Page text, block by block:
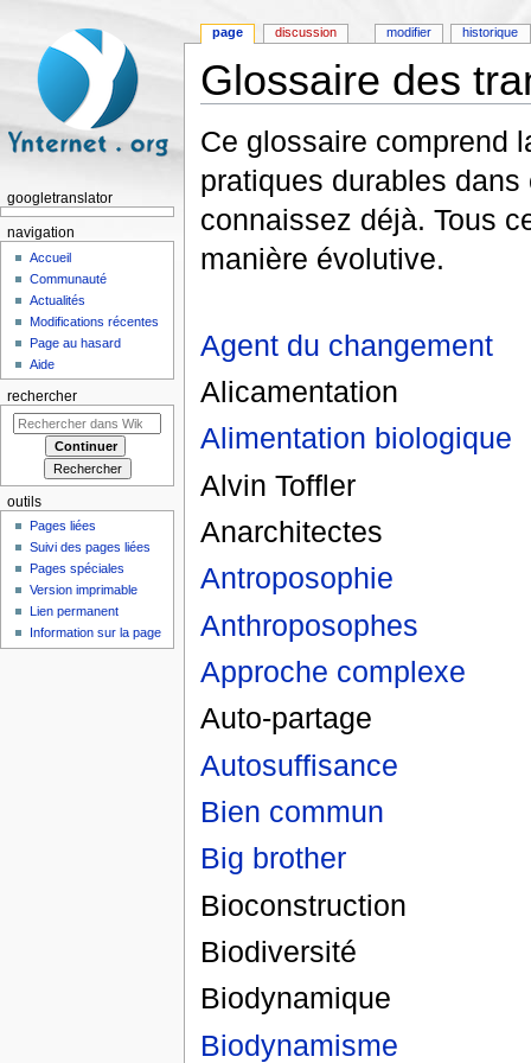
Glossaire des
Ce glossaire comprend
pratiques durables
connaissez déjà. Tous
manière évolutive.
Agent du changement
Alicamentation
Alimentation biologique
Alvin Toffler
Anarchitectes
Antroposophie
Anthroposophes
Approche complexe
Auto-partage
Autosuffisance
Bien commun
Big brother
Bioconstruction
Biodiversité
Biodynamique
Biodynamisme
page discussion modifier historique
googletranslator
navigation
Accueil
Communauté
Actualités
Modifications récentes
Page au hasard
Aide
rechercher
outils
Pages liées
Suivi des pages liées
Pages spéciales
Version imprimable
Lien permanent
Information sur la page